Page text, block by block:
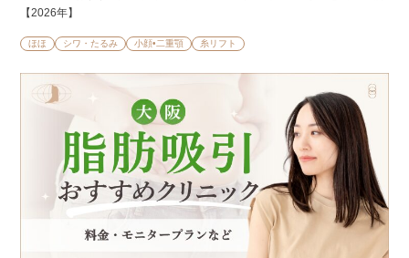
【2026年】
ほほ シワ・たるみ 小顔•二重顎 糸リフト